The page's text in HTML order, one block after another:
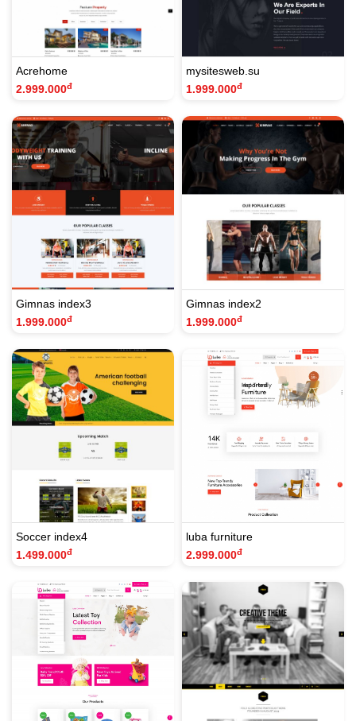
Acrehome
2.999.000đ
mysitesweb.su
1.999.000đ
Gimnas index3
1.999.000đ
Gimnas index2
1.999.000đ
Soccer index4
1.499.000đ
luba furniture
2.999.000đ